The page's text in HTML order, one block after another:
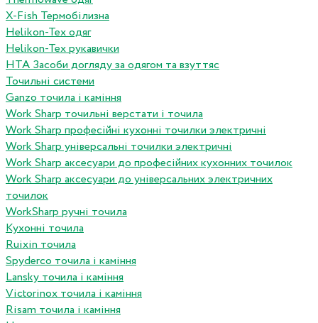
X-Fish Термобілизна
Helikon-Tex одяг
Helikon-Tex рукавички
HTA Засоби догляду за одягом та взуттяс
Точильні системи
Ganzo точила і каміння
Work Sharp точильні верстати і точила
Work Sharp професiйнi кухоннi точилки электричнi
Work Sharp унiверсальнi точилки электричнi
Work Sharp аксесуари до професiйних кухонних точилок
Work Sharp аксесуари до унiверсальних электричних
точилок
WorkSharp ручні точила
Кухонні точила
Ruixin точила
Spyderco точила і каміння
Lansky точила і каміння
Victorinox точила і каміння
Risam точила і каміння